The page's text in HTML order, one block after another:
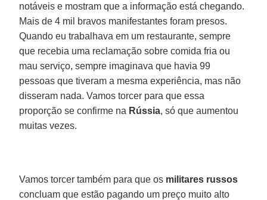
notáveis e mostram que a informação está chegando.
Mais de 4 mil bravos manifestantes foram presos.
Quando eu trabalhava em um restaurante, sempre
que recebia uma reclamação sobre comida fria ou
mau serviço, sempre imaginava que havia 99
pessoas que tiveram a mesma experiência, mas não
disseram nada. Vamos torcer para que essa
proporção se confirme na Rússia, só que aumentou
muitas vezes.
Vamos torcer também para que os militares russos
concluam que estão pagando um preço muito alto